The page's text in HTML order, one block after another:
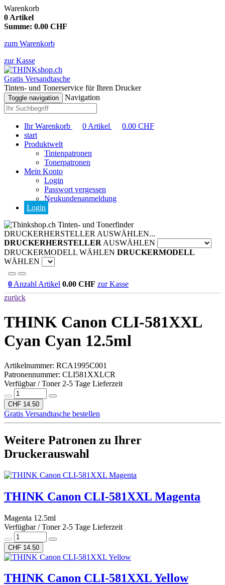
Warenkorb
0 Artikel
Summe: 0.00 CHF
zum Warenkorb
zur Kasse
Gratis Versandtasche
Tinten- und Tonerservice für Ihren Drucker
Toggle navigation Navigation
Ihr Warenkorb 0 Artikel 0.00 CHF
start
Produktwelt
Tintenpatronen
Tonerpatronen
Mein Konto
Login
Passwort vergessen
Neukundenanmeldung
Login
Tinten- und Tonerfinder
DRUCKERHERSTELLER AUSWÄHLEN...
DRUCKERHERSTELLER AUSWÄHLEN
DRUCKERMODELL WÄHLEN DRUCKERMODELL
WÄHLEN
0 Anzahl Artikel 0.00 CHF zur Kasse
zurück
THINK Canon CLI-581XXL
Cyan Cyan 12.5ml
Artikelnummer: RCA1995C001
Patronennummer: CLI581XXLCR
Verfügbar / Toner 2-5 Tage Lieferzeit
CHF 14.50
Gratis Versandtasche bestellen
Weitere Patronen zu Ihrer
Druckerauswahl
THINK Canon CLI-581XXL Magenta
Magenta 12.5ml
Verfügbar / Toner 2-5 Tage Lieferzeit
CHF 14.50
THINK Canon CLI-581XXL Yellow